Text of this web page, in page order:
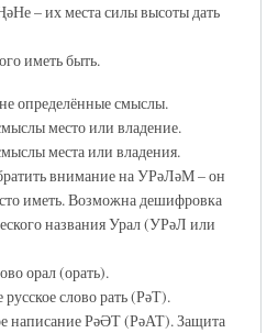
– их места силы высоты дать
иметь быть.
определённые смыслы.
место или владение.
места или владения.
внимание на УРәЛәМ – он
иметь. Возможна дешифровка
названия Урал (УРәЛ или
орал (орать).
слово рать (РәТ).
написание РәӘТ (РәАТ). Защита